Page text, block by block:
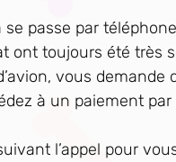
passe par
ont toujours été
vous
à un paiement
l’appel pour